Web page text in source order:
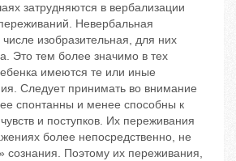
затрудняются в вербализации
Невербальная
изобразительная, для них
Это тем более значимо в тех
имеются те или иные
Следует принимать во внимание
спонтанны и менее способны к
и поступков. Их переживания
более непосредственно, не
сознания. Поэтому их переживания,